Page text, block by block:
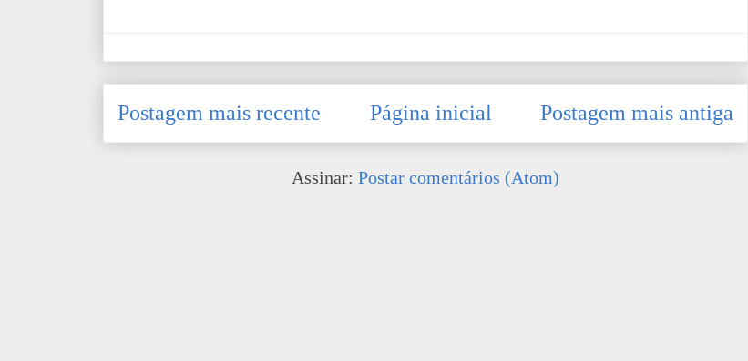
Postagem mais recente Postagem mais antiga
Página inicial
Assinar: Postar comentários (Atom)